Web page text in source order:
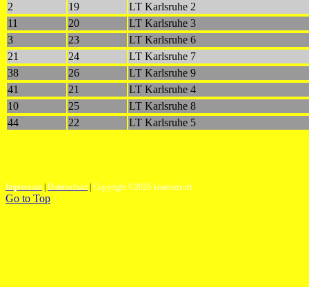
2
19
LT Karlsruhe 2
11
20
LT Karlsruhe 3
3
23
LT Karlsruhe 6
21
24
LT Karlsruhe 7
38
26
LT Karlsruhe 9
41
21
LT Karlsruhe 4
10
25
LT Karlsruhe 8
44
22 LT Karlsruhe 5
Impressum Datenschutz Copyright ©2026 kraemersoft
Go to Top